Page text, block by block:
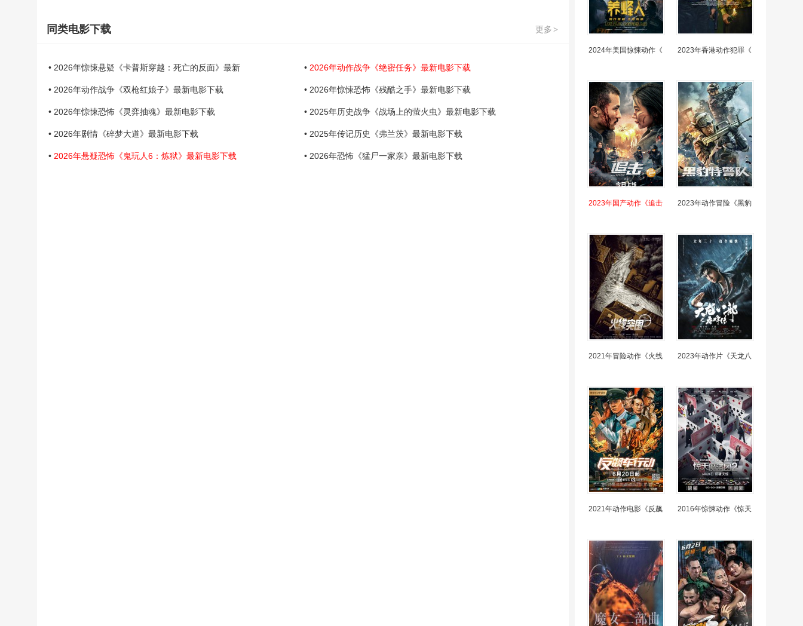
更多 >
同类电影下载
• 2026年惊悚悬疑《卡普斯穿越：死亡的反面》最新 • 2026年动作战争《绝密任务》最新电影下载
• 2026年动作战争《双枪红娘子》最新电影下载 • 2026年惊悚恐怖《残酷之手》最新电影下载
• 2026年惊悚恐怖《灵弈抽魂》最新电影下载 • 2025年历史战争《战场上的萤火虫》最新电影下载
• 2026年剧情《碎梦大道》最新电影下载 • 2025年传记历史《弗兰茨》最新电影下载
• 2026年悬疑恐怖《鬼玩人6：炼狱》最新电影下载 • 2026年恐怖《猛尸一家亲》最新电影下载
2024年美国惊悚动作《 2023年香港动作犯罪《
2023年国产动作《追击 2023年动作冒险《黑豹
2021年冒险动作《火线 2023年动作片《天龙八
2021年动作电影《反飙 2016年惊悚动作《惊天